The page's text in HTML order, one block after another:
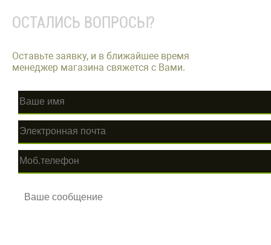
ОСТАЛИСЬ ВОПРОСЫ?
Оставьте заявку, и в ближайшее время
менеджер магазина свяжется с Вами.